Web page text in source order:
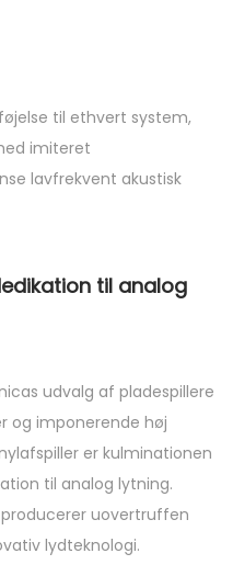
til ethvert system,
imiteret
lavfrekvent akustisk
til analog
udvalg af pladespillere
og imponerende høj
er kulminationen
til analog lytning.
uovertruffen
lydteknologi.